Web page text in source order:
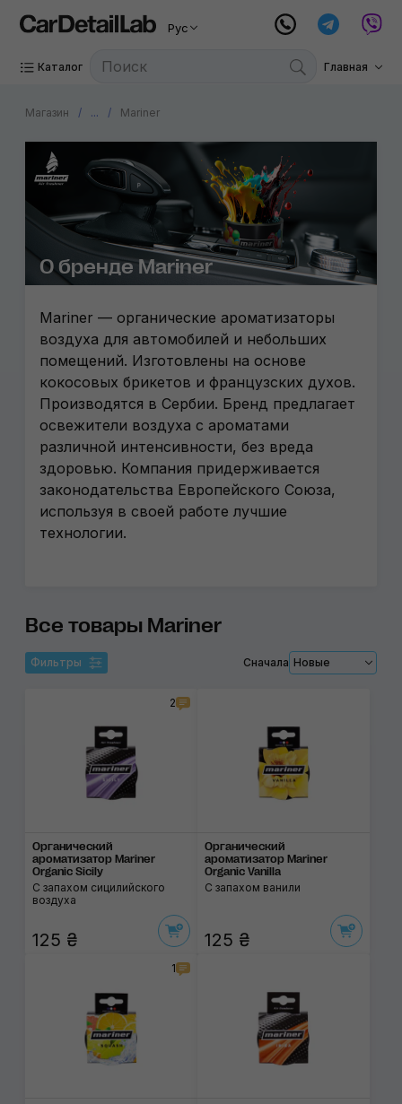
Рус
Каталог Главная
Магазин ... Mariner
О бренде Mariner
Mariner — органические ароматизаторы
воздуха для автомобилей и небольших
помещений. Изготовлены на основе
кокосовых брикетов и французских духов.
Производятся в Сербии. Бренд предлагает
освежители воздуха с ароматами
различной интенсивности, без вреда
здоровью. Компания придерживается
законодательства Европейского Союза,
используя в своей работе лучшие
технологии.
Все товары Mariner
Фильтры Сначала Новые
2
Органический
ароматизатор Mariner
Organic Sicily
С запахом cицилийского
воздуха
125 ₴
Органический
ароматизатор Mariner
Organic Vanilla
С запахом ванили
125 ₴
1